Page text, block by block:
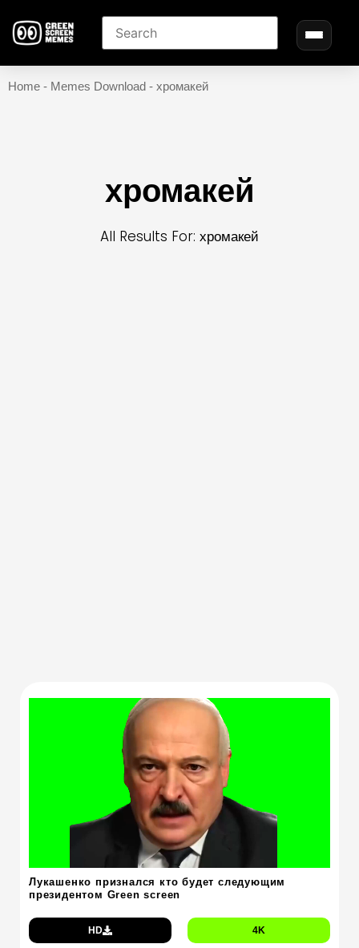
Home - Memes Download - хромакей
хромакей
All Results For: хромакей
Лукашенко признался кто будет следующим
президентом Green screen
HD 4K